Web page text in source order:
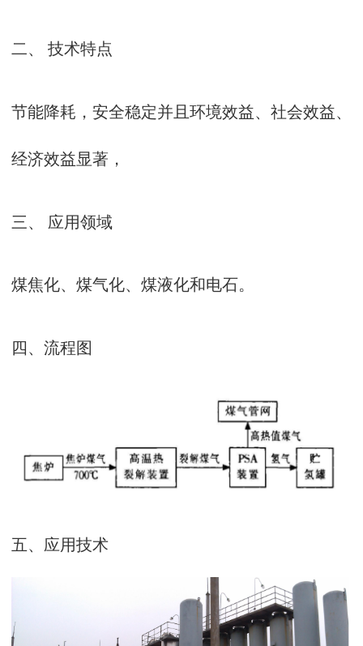
二、 技术特点
节能降耗，安全稳定并且环境效益、社会效益、
经济效益显著，
三、 应用领域
煤焦化、煤气化、煤液化和电石。
四、流程图
五、应用技术